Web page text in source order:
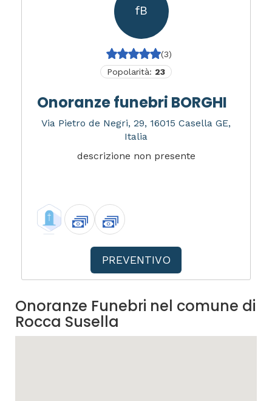
fB
(3)
Popolarità: 23
Onoranze funebri BORGHI
Via Pietro de Negri, 29, 16015 Casella GE,
Italia
descrizione non presente
PREVENTIVO
Onoranze Funebri nel comune di
Rocca Susella